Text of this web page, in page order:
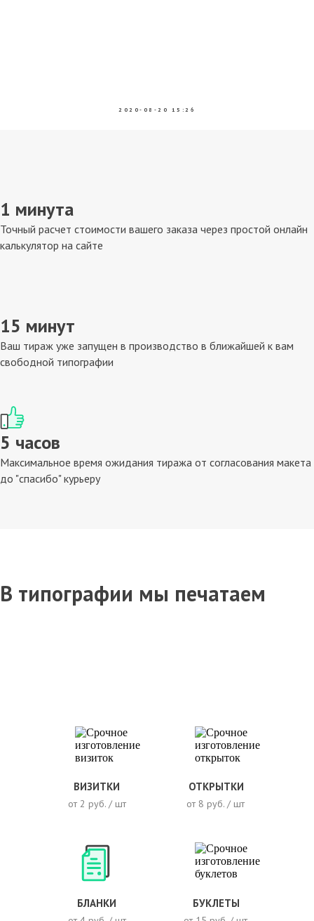
2020-08-20 15:26
1 минута
Точный расчет стоимости вашего заказа через простой онлайн
калькулятор на сайте
15 минут
Ваш тираж уже запущен в производство в ближайшей к вам
свободной типографии
5 часов
Максимальное время ожидания тиража от согласования макета
до "спасибо" курьеру
В типографии мы печатаем
БУКЛЕТЫ
БЛАНКИ
от 8 руб. / шт
ОТКРЫТКИ
от 2 руб. / шт
ВИЗИТКИ